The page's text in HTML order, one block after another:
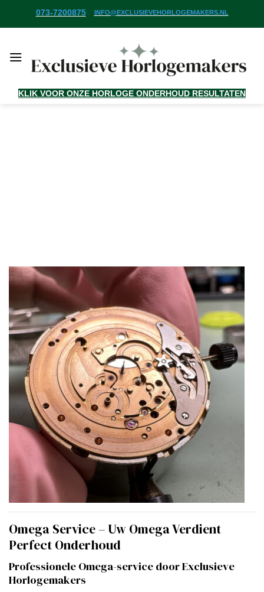
073-7200875 INFO@EXCLUSIEVEHORLOGEMAKERS.NL
KLIK VOOR ONZE HORLOGE ONDERHOUD RESULTATEN
Omega Service – Uw Omega Verdient
Perfect Onderhoud
Professionele Omega-service door Exclusieve
Horlogemakers